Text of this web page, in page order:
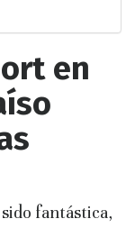
en
fantástica,